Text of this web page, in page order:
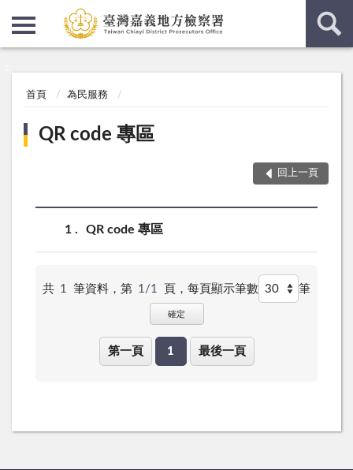
首頁 為民服務
QR code 專區
回上一頁
1 QR code 專區
共 1 筆資料，第 1/1 頁， 每頁顯示筆數 筆
確定
第一頁 1 最後一頁